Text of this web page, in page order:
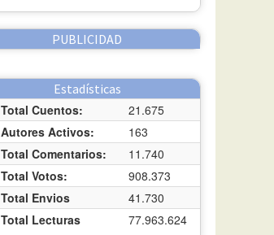
PUBLICIDAD
Estadísticas
Total Cuentos:
21.675
Autores Activos:
163
Total Comentarios:
11.740
Total Votos:
908.373
Total Envios
41.730
Total Lecturas 77.963.624